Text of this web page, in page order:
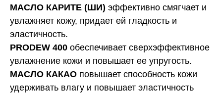
МАСЛО КАРИТЕ (ШИ) эффективно смягчает и
увлажняет кожу, придает ей гладкость и
эластичность.
PRODEW 400 обеспечивает сверхэффективное
увлажнение кожи и повышает ее упругость.
МАСЛО КАКАО повышает способность кожи
удерживать влагу и повышает эластичность